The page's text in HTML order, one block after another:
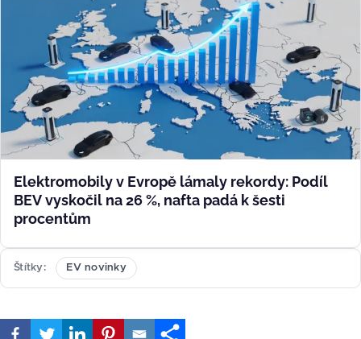
Elektromobily v Evropě lámaly rekordy: Podíl
BEV vyskočil na 26 %, nafta padá k šesti
procentům
Štítky EV novinky